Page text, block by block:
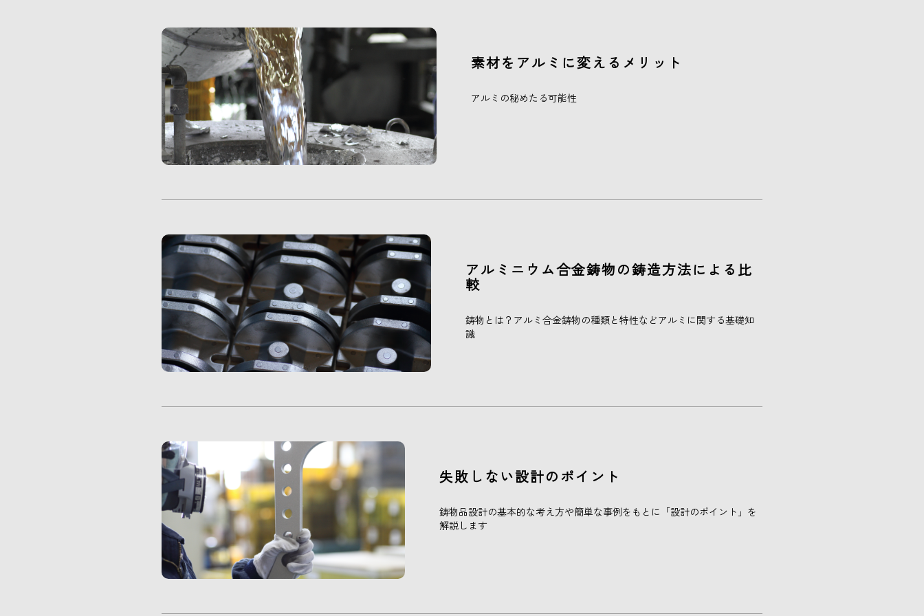
素材をアルミに変えるメリット
アルミの秘めたる可能性
アルミニウム合金鋳物の鋳造方法による比
較
鋳物とは？アルミ合金鋳物の種類と特性などアルミに関する基礎知
識
失敗しない設計のポイント
鋳物品設計の基本的な考え方や簡単な事例をもとに「設計のポイント」を
解説します